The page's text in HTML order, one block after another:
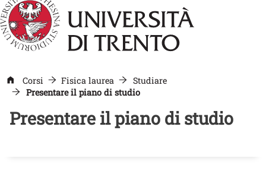
Corsi Fisica laurea
Studiare
Presentare il piano di studio
Presentare il piano di studio